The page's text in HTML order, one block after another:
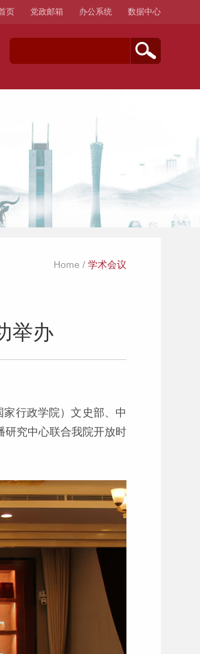
页 党政邮箱 办公系统 数据中心
Home / 学术会议
举办
行政学院）文史部、中
研究中心联合我院开放时